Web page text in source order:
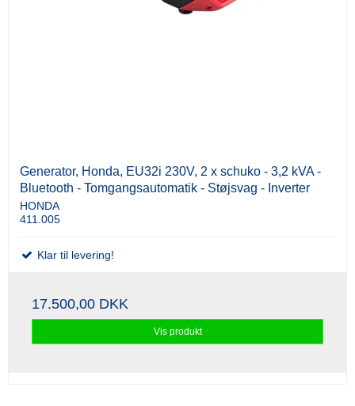
Generator, Honda, EU32i 230V, 2 x schuko - 3,2 kVA -
Bluetooth - Tomgangsautomatik - Støjsvag - Inverter
HONDA
411.005
Klar til levering!
17.500,00 DKK
Vis produkt